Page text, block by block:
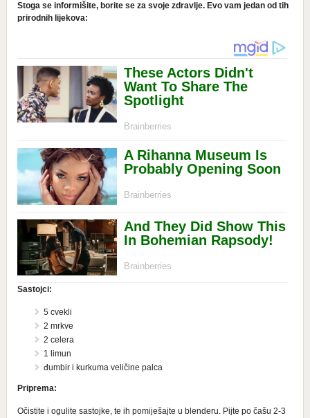
Stoga se informišite, borite se za svoje zdravlje. Evo vam jedan od tih
prirodnih lijekova:
Sastojci:
5 cvekli
2 mrkve
2 celera
1 limun
đumbir i kurkuma veličine palca
Priprema:
Očistite i ogulite sastojke, te ih pomiješajte u blenderu. Pijte po čašu 2-3